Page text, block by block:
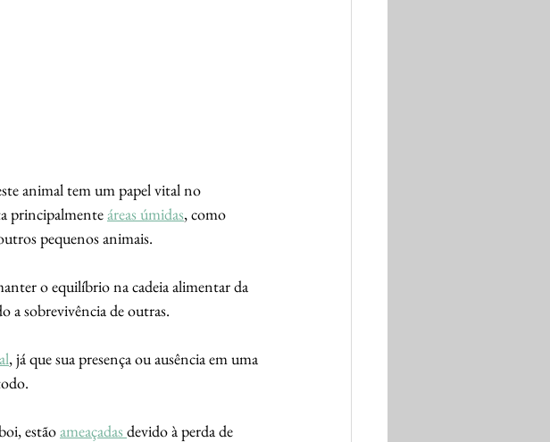
animal tem um papel vital no
principalmente áreas úmidas, como
pequenos animais.
o equilíbrio na cadeia alimentar da
a sobrevivência de outras.
, já que sua presença ou ausência em uma
estão ameaçadas devido à perda de